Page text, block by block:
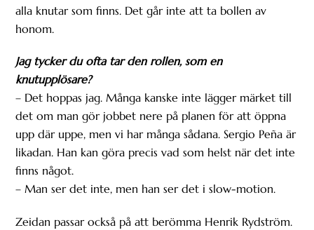
alla knutar som finns. Det går inte att ta bollen av
honom.
Jag tycker du ofta tar den rollen, som en
knutupplösare?
– Det hoppas jag. Många kanske inte lägger märket till
det om man gör jobbet nere på planen för att öppna
upp där uppe, men vi har många sådana. Sergio Peña är
likadan. Han kan göra precis vad som helst när det inte
finns något.
– Man ser det inte, men han ser det i slow-motion.
Zeidan passar också på att berömma Henrik Rydström.